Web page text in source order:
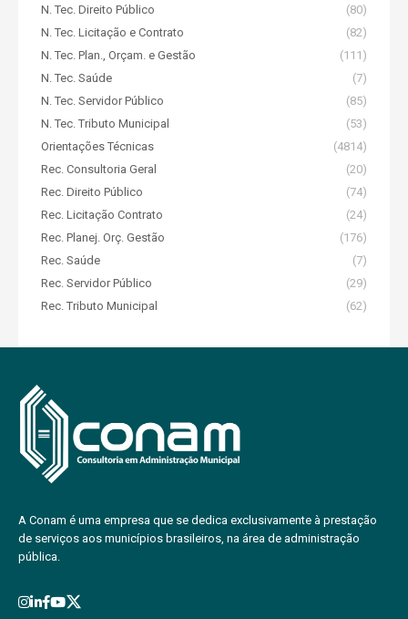
N. Tec. Direito Público
(80)
N. Tec. Licitação e Contrato
(82)
N. Tec. Plan., Orçam. e Gestão
(111)
N. Tec. Saúde
(7)
N. Tec. Servidor Público
(85)
N. Tec. Tributo Municipal
(53)
Orientações Técnicas
(4814)
Rec. Consultoria Geral
(20)
Rec. Direito Público
(74)
Rec. Licitação Contrato
(24)
Rec. Planej. Orç. Gestão
(176)
Rec. Saúde
(7)
Rec. Servidor Público
(29)
Rec. Tributo Municipal
(62)
A Conam é uma empresa que se dedica exclusivamente à prestação
de serviços aos municípios brasileiros, na área de administração
pública.